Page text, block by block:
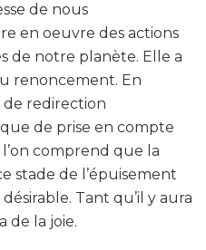
de nous
en oeuvre des actions
de notre planète. Elle a
renoncement. En
redirection
de prise en compte
comprend que la
stade de l’épuisement
Tant qu’il y aura
de la joie.